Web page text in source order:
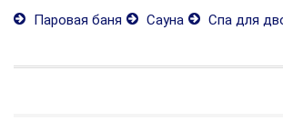
Паровая баня Сауна Спа для